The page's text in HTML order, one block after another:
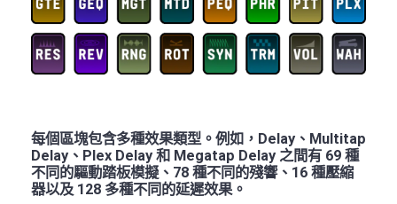
每個區塊包含多種效果類型。例如，Delay、Multitap
Delay、Plex Delay 和 Megatap Delay 之間有 69 種
不同的驅動踏板模擬、78 種不同的殘響、16 種壓縮
器以及 128 多種不同的延遲效果。